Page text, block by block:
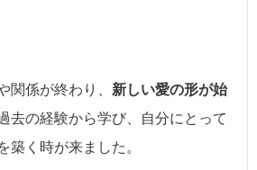
関係が終わり、 新しい愛の形が始
去の経験から学び、自分にとって
築く時が来ました。